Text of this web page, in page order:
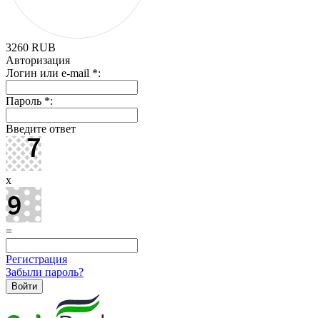
3260 RUB
Авторизация
Логин или e-mail *:
Пароль *:
Введите ответ
x
=
Регистрация
Забыли пароль?